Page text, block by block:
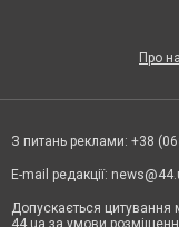
Про
З питань реклами: +38
E-mail редакції:
Допускається цитування
44.ua за умови